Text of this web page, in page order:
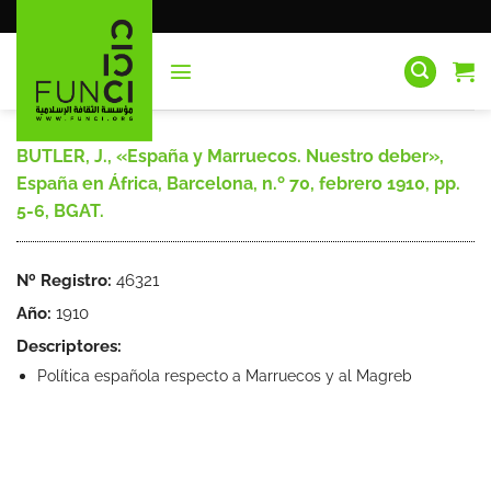
al
BUTLER, J., «España y Marruecos. Nuestro deber»,
España en África, Barcelona, n.º 70, febrero 1910, pp.
5-6, BGAT.
Nº Registro: 46321
Año: 1910
Descriptores:
Política española respecto a Marruecos y al Magreb